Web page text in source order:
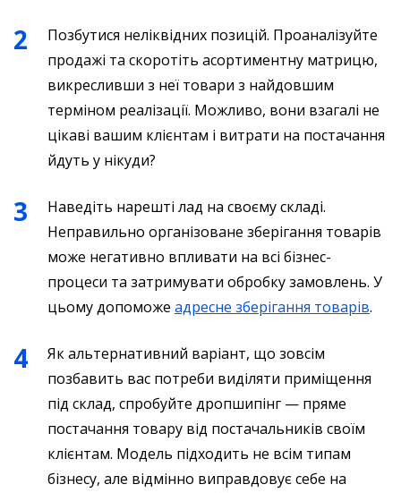
Позбутися неліквідних позицій. Проаналізуйте
продажі та скоротіть асортиментну матрицю,
викресливши з неї товари з найдовшим
терміном реалізації. Можливо, вони взагалі не
цікаві вашим клієнтам і витрати на постачання
йдуть у нікуди?
Наведіть нарешті лад на своєму складі.
Неправильно організоване зберігання товарів
може негативно впливати на всі бізнес-
процеси та затримувати обробку замовлень. У
цьому допоможе адресне зберігання товарів.
Як альтернативний варіант, що зовсім
позбавить вас потреби виділяти приміщення
під склад, спробуйте дропшипінг — пряме
постачання товару від постачальників своїм
клієнтам. Модель підходить не всім типам
бізнесу, але відмінно виправдовує себе на